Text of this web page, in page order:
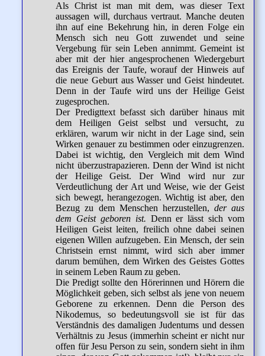
Als Christ ist man mit dem, was dieser Text
aussagen will, durchaus vertraut. Manche deuten
ihn auf eine Bekehrung hin, in deren Folge ein
Mensch sich neu Gott zuwendet und seine
Vergebung für sein Leben annimmt. Gemeint ist
aber mit der hier angesprochenen Wiedergeburt
das Ereignis der Taufe, worauf der Hinweis auf
die neue Geburt aus Wasser und Geist hindeutet.
Denn in der Taufe wird uns der Heilige Geist
zugesprochen.
Der Predigttext befasst sich darüber hinaus mit
dem Heiligen Geist selbst und versucht, zu
erklären, warum wir nicht in der Lage sind, sein
Wirken genauer zu bestimmen oder einzugrenzen.
Dabei ist wichtig, den Vergleich mit dem Wind
nicht überzustrapazieren. Denn der Wind ist nicht
der Heilige Geist. Der Wind wird nur zur
Verdeutlichung der Art und Weise, wie der Geist
sich bewegt, herangezogen. Wichtig ist aber, den
Bezug zu dem Menschen herzustellen, der aus
dem Geist geboren ist. Denn er lässt sich vom
Heiligen Geist leiten, freilich ohne dabei seinen
eigenen Willen aufzugeben. Ein Mensch, der sein
Christsein ernst nimmt, wird sich aber immer
darum bemühen, dem Wirken des Geistes Gottes
in seinem Leben Raum zu geben.
Die Predigt sollte den Hörerinnen und Hörern die
Möglichkeit geben, sich selbst als jene von neuem
Geborene zu erkennen. Denn die Person des
Nikodemus, so bedeutungsvoll sie ist für das
Verständnis des damaligen Judentums und dessen
Verhältnis zu Jesus (immerhin scheint er nicht nur
offen für Jesu Person zu sein, sondern sieht in ihm